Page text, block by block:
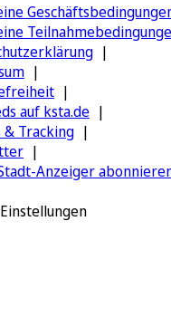
auf ksta.de
& Tracking
Anzeiger